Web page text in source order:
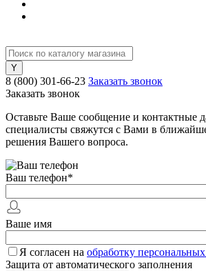
8 (800) 301-66-23 Заказать звонок
Заказать звонок
Оставьте Ваше сообщение и контактные
специалисты свяжутся с Вами в
решения Вашего вопроса.
Ваш телефон*
Ваше имя
Я согласен на обработку
Защита от автоматического заполнения